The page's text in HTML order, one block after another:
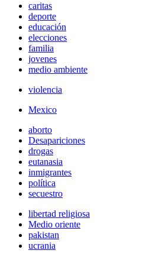
caritas
deporte
educación
elecciones
familia
jovenes
medio ambiente
violencia
Mexico
aborto
Desapariciones
drogas
eutanasia
inmigrantes
política
secuestro
libertad religiosa
Medio oriente
pakistan
ucrania